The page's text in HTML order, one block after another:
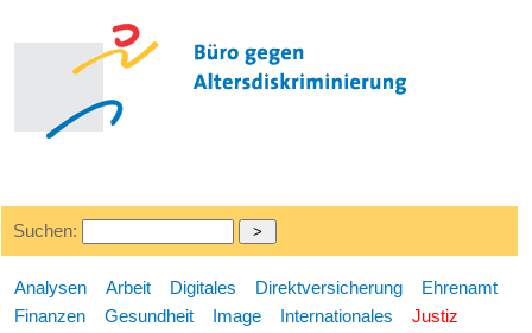
Suchen:
Analysen Arbeit Digitales Direktversicherung
Ehrenamt
Finanzen
Gesundheit Image Internationales
Justiz